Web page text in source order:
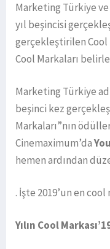
Marketing Türkiye
yıl beşincisi
gerçekleştirilen Cool
Cool Markaları
Marketing Türkiye
beşinci kez
Marka­ları”nın
Cinemaximum’da
hemen ardından
. İşte 2019’un en
Yılın Cool